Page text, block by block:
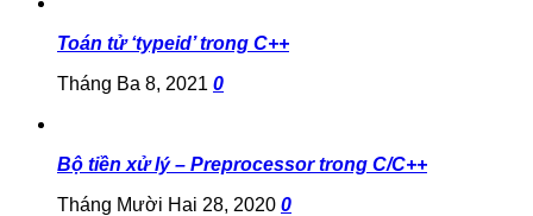
Toán tử ‘typeid’ trong C++
Tháng Ba 8, 2021 0
Bộ tiền xử lý – Preprocessor trong C/C++
Tháng Mười Hai 28, 2020 0